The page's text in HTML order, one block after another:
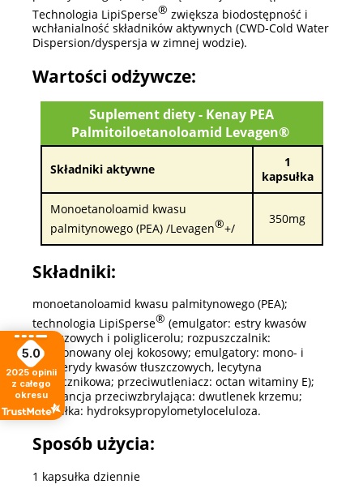
Technologia LipiSperse® zwiększa biodostępność i
wchłanialność składników aktywnych (CWD-Cold Water
Dispersion/dyspersja w zimnej wodzie).
Wartości odżywcze:
Suplement diety - Kenay PEA
Palmitoiloetanoloamid Levagen®
Składniki aktywne
1
kapsułka
Monoetanoloamid kwasu
palmitynowego (PEA) /Levagen®+/
350mg
Składniki:
monoetanoloamid kwasu palmitynowego (PEA);
technologia LipiSperse® (emulgator: estry kwasów
tłuszczowych i poliglicerolu; rozpuszczalnik:
frakcjonowany olej kokosowy; emulgatory: mono- i
diglicerydy kwasów tłuszczowych, lecytyna
słonecznikowa; przeciwutleniacz: octan witaminy E);
substancja przeciwzbrylająca: dwutlenek krzemu;
kapsułka: hydroksypropylometyloceluloza.
Sposób użycia:
1 kapsułka dziennie
5.0
2025 opinii
z całego
okresu